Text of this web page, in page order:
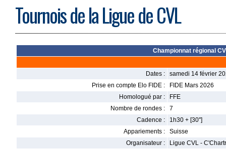
Tournois de la Ligue de CVL
Championnat régional
Dates :
samedi 14 février
Prise en compte Elo FIDE :
FIDE Mars 2026
Homologué par :
FFE
Nombre de rondes :
7
Cadence :
1h30 + [30'']
Appariements :
Suisse
Organisateur :
Ligue CVL -